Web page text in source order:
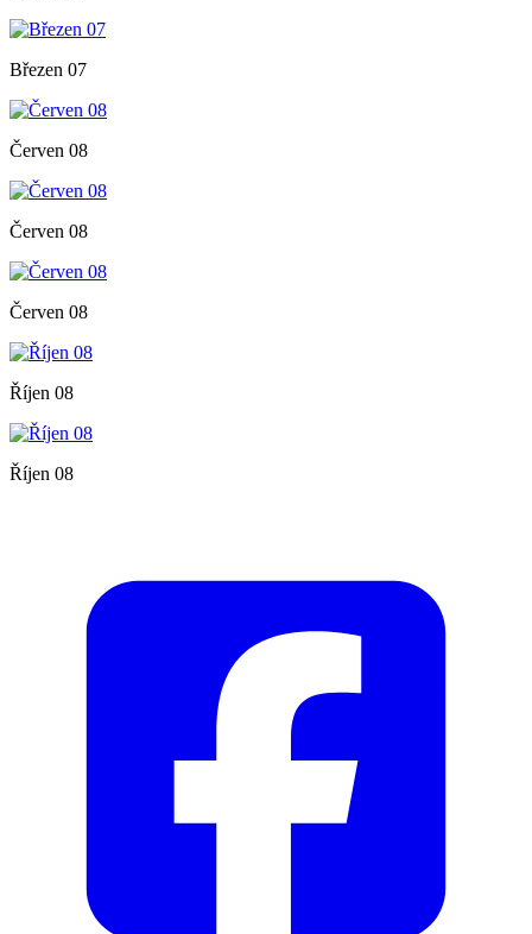
Březen 07
Červen 08
Červen 08
Červen 08
Říjen 08
Říjen 08